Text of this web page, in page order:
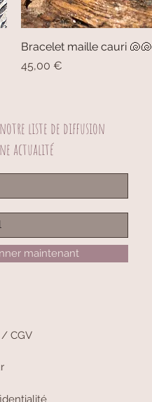
Aperçu rapide
Bracelet maille cauri 🐚🐚
Prix
45,00 €
liste de diffusion
actualité
maintenant
CGV